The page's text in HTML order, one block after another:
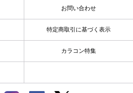
お問い合わせ
特定商取引に基づく表示
カラコン特集